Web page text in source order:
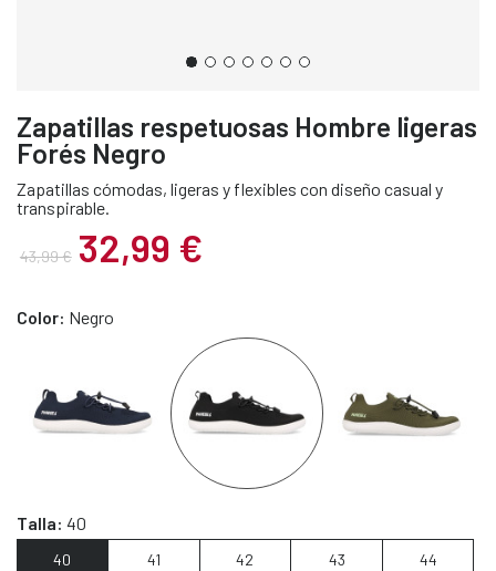
Zapatillas respetuosas Hombre ligeras
Forés Negro
Zapatillas cómodas, ligeras y flexibles con diseño casual y
transpirable.
43,99 € 32,99 €
Color: Negro
Talla: 40
40 41 42 43 44